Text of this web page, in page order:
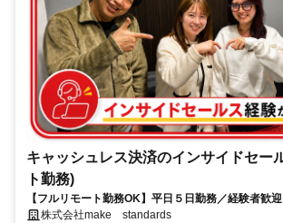
キャッシュレス決済のインサイドセー
ト勤務)
【フルリモート勤務OK】平日５日勤務／経験者歓
スキルアップ
株式会社make standards